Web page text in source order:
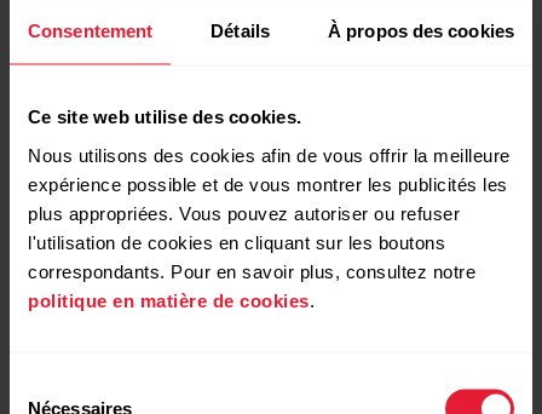
Consentement Détails À propos des cookies
Ce site web utilise des cookies.
Nous utilisons des cookies afin de vous offrir la meilleure
expérience possible et de vous montrer les publicités les
plus appropriées. Vous pouvez autoriser ou refuser
l'utilisation de cookies en cliquant sur les boutons
correspondants. Pour en savoir plus, consultez notre
politique en matière de cookies
Nécessaires